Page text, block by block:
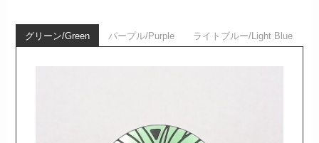
グリーン/Green パープル/Purple ライトブルー/Light Blue